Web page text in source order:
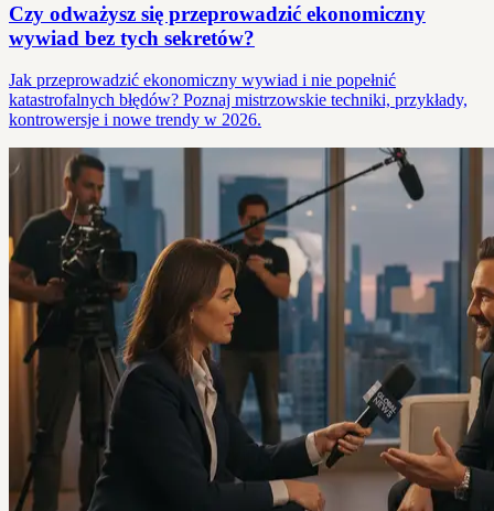
Czy odważysz się przeprowadzić ekonomiczny
wywiad bez tych sekretów?
Jak przeprowadzić ekonomiczny wywiad i nie popełnić
katastrofalnych błędów? Poznaj mistrzowskie techniki, przykłady,
kontrowersje i nowe trendy w 2026.